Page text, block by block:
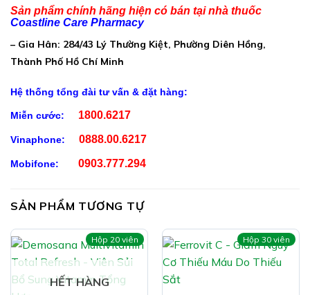
Thành Phần NHỎ GIỌT VITAMIN D
BEBUGOLD:
Mỗi 0,25ml (5 giọt) chứa:
Phụ liệu: Dầu hướng dương, tocopheryl acetat, hương
hydroxyanisol, buty hydroxytolue, stevia glycosid,
quinolin yellow)
Sản phẩm chính hãng hiện có bán tại nhà thuốc
Coastline Care Pharmacy
– Gia Hân: 284/43 Lý Thường Kiệt, Phường Diên Hồng,
Thành Phố Hồ Chí Minh
Hệ thống tổng đài tư vấn & đặt hàng:
Miễn cước: 1800.6217
Vinaphone: 0888.00.6217
Mobifone: 0903.777.294
SẢN PHẨM TƯƠNG TỰ
Hộp 20 viên
HẾT HÀNG
Hộp 30 viên